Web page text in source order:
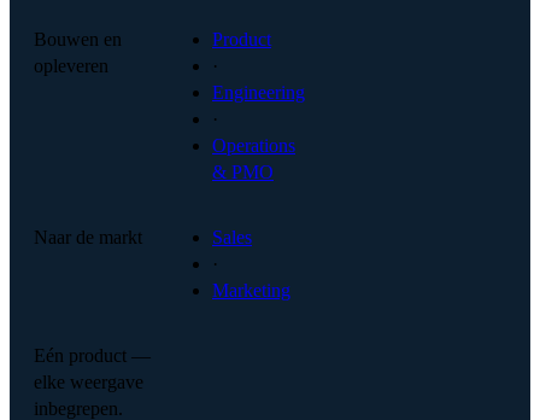
Bouwen en
opleveren
Product
·
Engineering
·
Operations
& PMO
Naar de markt
Sales
·
Marketing
Eén product —
elke weergave
inbegrepen.